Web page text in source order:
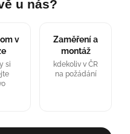
u nás?
v
si
Zaměření a
montáž
kdekoliv v ČR
na požádání